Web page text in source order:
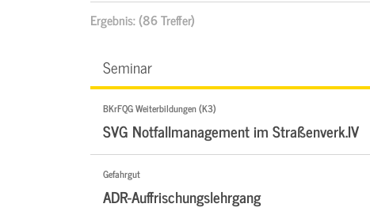
Ergebnis:(86 Treffer)
Seminar
BKrFQG Weiterbildungen (K3)
SVG Notfallmanagement im Straßenverk.IV
Gefahrgut
ADR-Auffrischungslehrgang